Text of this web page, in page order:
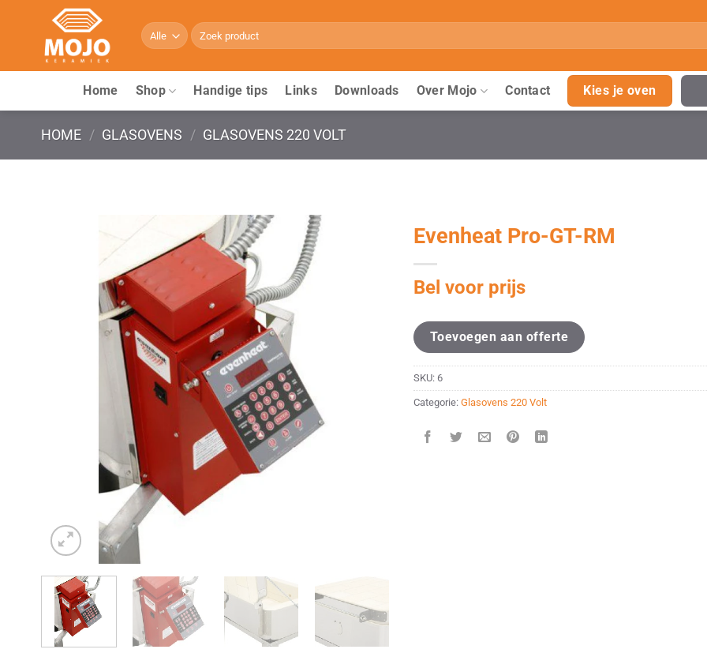
Zoeken
naar:
Home Shop Handige tips Links Downloads Over Mojo Contact Kies je oven
HOME / GLASOVENS / GLASOVENS 220 VOLT
Evenheat Pro-GT-RM
Bel voor prijs
Toevoegen aan offerte
SKU: 6
Categorie: Glasovens 220 Volt